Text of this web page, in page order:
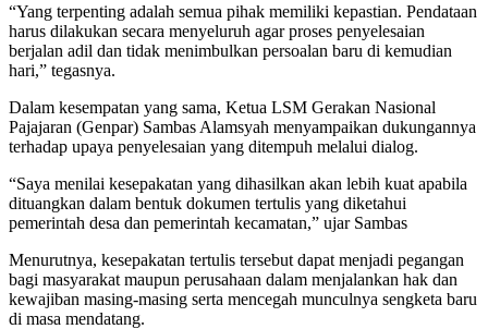
“Yang terpenting adalah semua pihak memiliki kepastian. Pendataan
harus dilakukan secara menyeluruh agar proses penyelesaian
berjalan adil dan tidak menimbulkan persoalan baru di kemudian
hari,” tegasnya.
Dalam kesempatan yang sama, Ketua LSM Gerakan Nasional
Pajajaran (Genpar) Sambas Alamsyah menyampaikan dukungannya
terhadap upaya penyelesaian yang ditempuh melalui dialog.
“Saya menilai kesepakatan yang dihasilkan akan lebih kuat apabila
dituangkan dalam bentuk dokumen tertulis yang diketahui
pemerintah desa dan pemerintah kecamatan,” ujar Sambas
Menurutnya, kesepakatan tertulis tersebut dapat menjadi pegangan
bagi masyarakat maupun perusahaan dalam menjalankan hak dan
kewajiban masing-masing serta mencegah munculnya sengketa baru
di masa mendatang.